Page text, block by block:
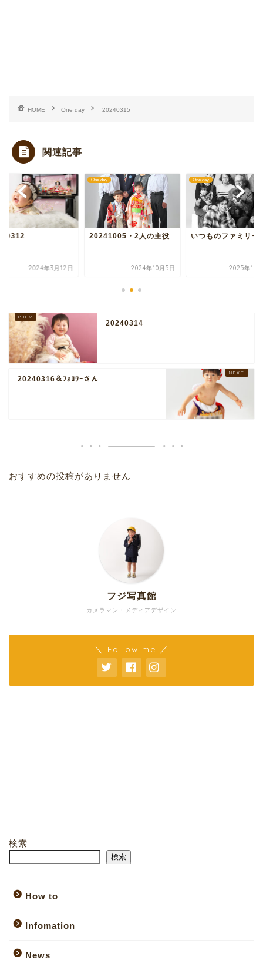
HOME One day 20240315
関連記事
2024年3月12日
One day
20241005・2人の主役
2024年10月5日
One day
いつものファミリー
2025年12
20240314
20240316＆ﾌｫﾛﾜｰさん
おすすめの投稿がありません
カメラマン・メディアデザイン
フジ写真館
＼ Follow me ／
検索
検索
How to
Infomation
News